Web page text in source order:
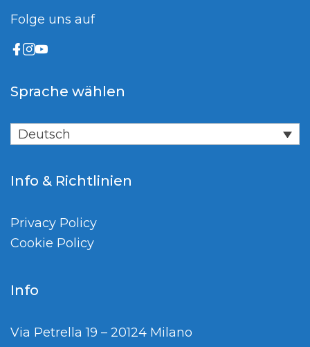
Folge uns auf
Sprache wählen
Deutsch
Info & Richtlinien
Privacy Policy
Cookie Policy
Info
Via Petrella 19 – 20124 Milano